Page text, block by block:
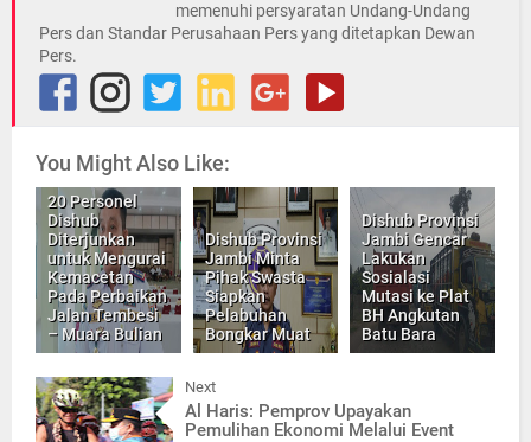
memenuhi persyaratan Undang-Undang
Pers dan Standar Perusahaan Pers yang ditetapkan Dewan
Pers.
You Might Also Like:
20 Personel
Dishub
Diterjunkan
untuk Mengurai
Kemacetan
Pada Perbaikan
Jalan Tembesi
– Muara Bulian
Dishub Provinsi
Jambi Minta
Pihak Swasta
Siapkan
Pelabuhan
Bongkar Muat
Dishub Provinsi
Jambi Gencar
Lakukan
Sosialasi
Mutasi ke Plat
BH Angkutan
Batu Bara
Next
Al Haris: Pemprov Upayakan
Pemulihan Ekonomi Melalui Event